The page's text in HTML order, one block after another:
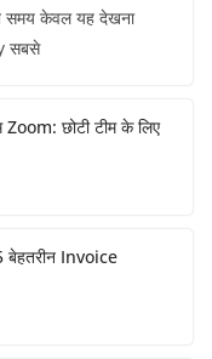
समय केवल यह देखना
सबसे
छोटी टीम के लिए
बेहतरीन Invoice